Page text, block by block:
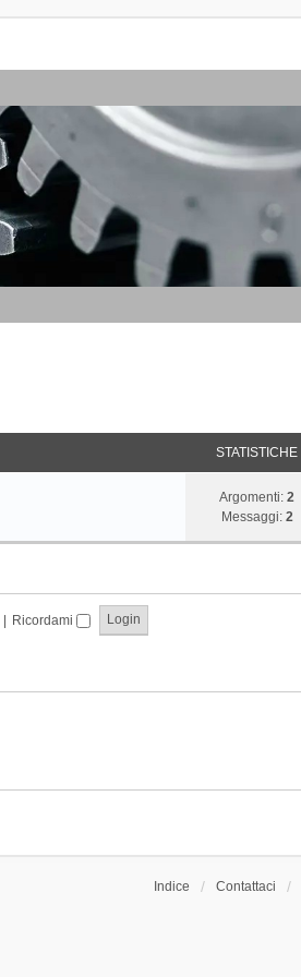
STATISTICHE
Argomenti:2
Messaggi: 2
| Ricordami
Indice Contattaci